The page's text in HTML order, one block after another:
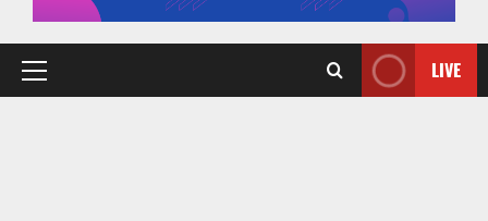
Primary
LIVE